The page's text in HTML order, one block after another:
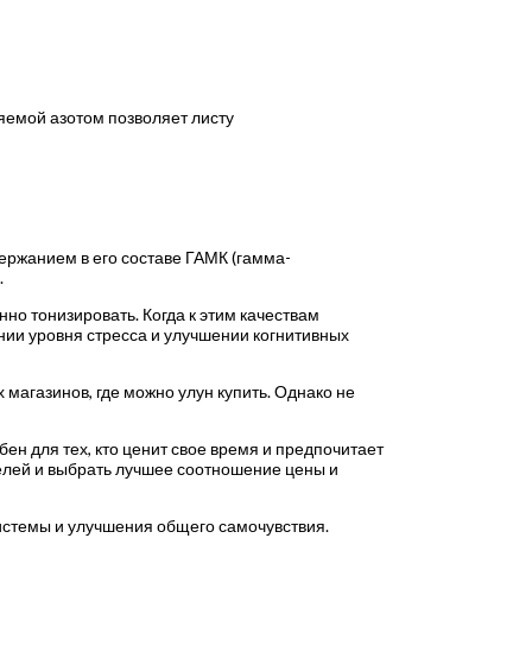
азотом позволяет листу
в его составе ГАМК (гамма-
тонизировать. Когда к этим качествам
уровня стресса и улучшении когнитивных
где можно улун купить. Однако не
для тех, кто ценит свое время и предпочитает
и выбрать лучшее соотношение цены и
и улучшения общего самочувствия.